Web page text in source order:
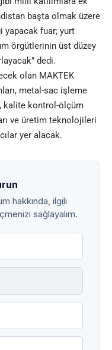
başta olmak üzere
yapacak fuar; yurt
örgütlerinin üst düzey
dedi.
olan MAKTEK
metal-sac işleme
kalite kontrol-ölçüm
ve üretim teknolojileri
yer alacak.
hakkında, ilgili
sağlayalım.